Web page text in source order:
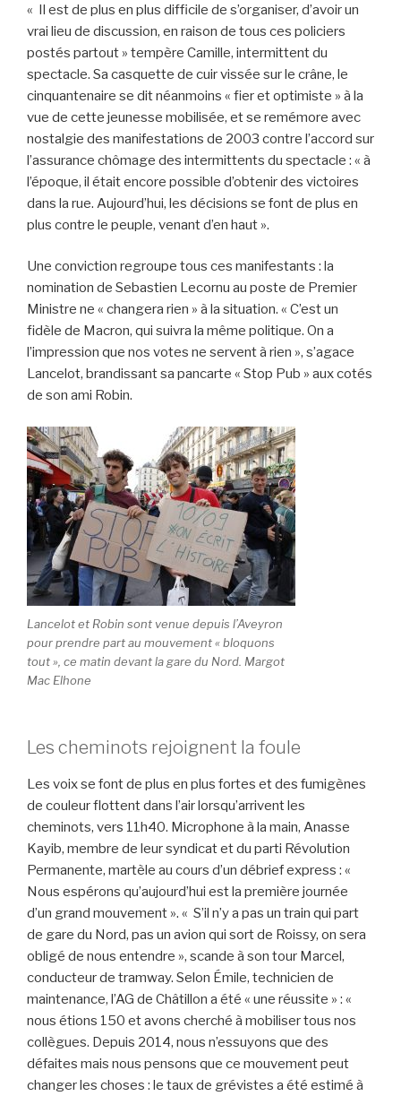
« Il est de plus en plus difficile de s’organiser, d’avoir un
vrai lieu de discussion, en raison de tous ces policiers
postés partout » tempère Camille, intermittent du
spectacle. Sa casquette de cuir vissée sur le crâne, le
cinquantenaire se dit néanmoins « fier et optimiste » à la
vue de cette jeunesse mobilisée, et se remémore avec
nostalgie des manifestations de 2003 contre l’accord sur
l’assurance chômage des intermittents du spectacle : « à
l’époque, il était encore possible d’obtenir des victoires
dans la rue. Aujourd’hui, les décisions se font de plus en
plus contre le peuple, venant d’en haut ».
Une conviction regroupe tous ces manifestants : la
nomination de Sebastien Lecornu au poste de Premier
Ministre ne « changera rien » à la situation. « C’est un
fidèle de Macron, qui suivra la même politique. On a
l’impression que nos votes ne servent à rien », s’agace
Lancelot, brandissant sa pancarte « Stop Pub » aux cotés
de son ami Robin.
Lancelot et Robin sont venue depuis l’Aveyron
pour prendre part au mouvement « bloquons
tout », ce matin devant la gare du Nord. Margot
Mac Elhone
Les cheminots rejoignent la foule
Les voix se font de plus en plus fortes et des fumigènes
de couleur flottent dans l’air lorsqu’arrivent les
cheminots, vers 11h40. Microphone à la main, Anasse
Kayib, membre de leur syndicat et du parti Révolution
Permanente, martèle au cours d’un débrief express : «
Nous espérons qu’aujourd’hui est la première journée
d’un grand mouvement ». « S’il n’y a pas un train qui part
de gare du Nord, pas un avion qui sort de Roissy, on sera
obligé de nous entendre », scande à son tour Marcel,
conducteur de tramway. Selon Émile, technicien de
maintenance, l’AG de Châtillon a été « une réussite » : «
nous étions 150 et avons cherché à mobiliser tous nos
collègues. Depuis 2014, nous n’essuyons que des
défaites mais nous pensons que ce mouvement peut
changer les choses : le taux de grévistes a été estimé à